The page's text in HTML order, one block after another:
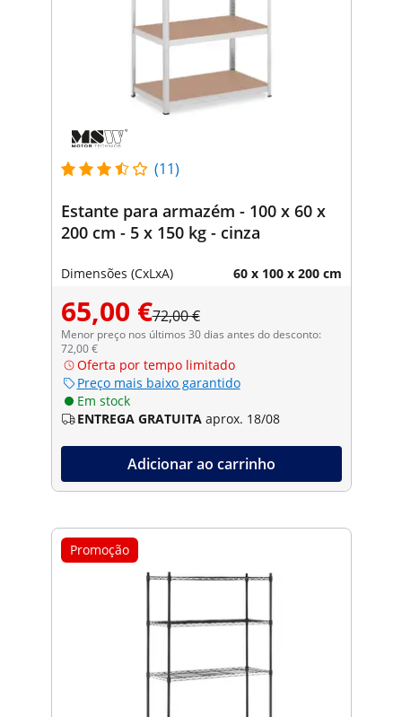
(11)
Estante para armazém - 100 x 60 x
200 cm - 5 x 150 kg - cinza
Dimensões (CxLxA) 60 x 100 x 200 cm
65,00 €72,00 €
Menor preço nos últimos 30 dias antes do desconto:
72,00 €
Oferta por tempo limitado
Preço mais baixo garantido
Em stock
ENTREGA GRATUITA aprox. 18/08
Adicionar ao carrinho
Promoção